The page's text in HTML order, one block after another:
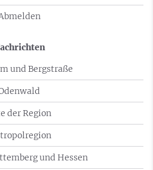
und Bergstraße
der Region
und Hessen